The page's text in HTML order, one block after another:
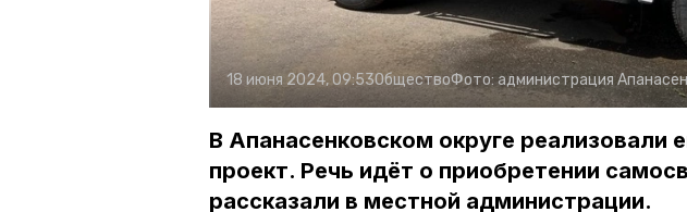
18 июня 2024, 09:53ОбществоФото: администрация
В Апанасенковском округе реализовали
проект. Речь идёт о приобретении
рассказали в местной администрации.